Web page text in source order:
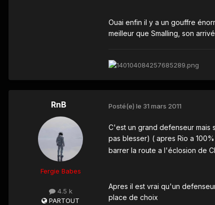
Ouai enfin il y a un gouffre
meilleur que Smalling, son
RnB
Fergie Babes
4.5 k
PARTOUT
Posté(e) le 31 mars 2011
C'est un grand defenseur
pas blesser) ( apres Rio a
barrer la route a l'éclosion de
Apres il est vrai qu'un
place de choix